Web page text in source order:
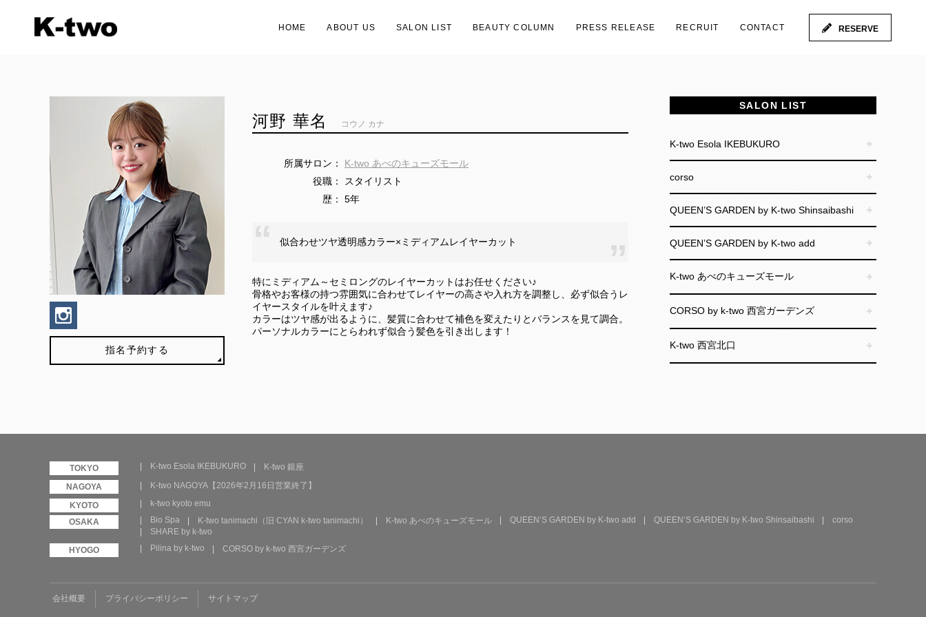
HOME ABOUT US SALON LIST BEAUTY COLUMN PRESS RELEASE RECRUIT CONTACT RESERVE
指名予約する
河野 華名 コウノ カナ
所属サロン：
K-two あべのキューズモール
役職：
スタイリスト
歴：
5年
似合わせツヤ透明感カラー×ミディアムレイヤーカット
特にミディアム～セミロングのレイヤーカットはお任せください♪
骨格やお客様の持つ雰囲気に合わせてレイヤーの高さや入れ方を調整し、必ず似合うレ
イヤースタイルを叶えます♪
カラーはツヤ感が出るように、髪質に合わせて補色を変えたりとバランスを見て調合。
パーソナルカラーにとらわれず似合う髪色を引き出します！
SALON LIST
K-two Esola IKEBUKURO
corso
QUEEN’S GARDEN by K-two Shinsaibashi
QUEEN’S GARDEN by K-two add
K-two あべのキューズモール
CORSO by k-two 西宮ガーデンズ
K-two 西宮北口
K-two Esola IKEBUKURO
K-two 銀座
K-two NAGOYA【2026年2月16日営業終了】
k-two kyoto emu
Bio Spa
K-two tanimachi（旧 CYAN k-two tanimachi） K-two あべのキューズモール QUEEN’S GARDEN by K-two add QUEEN’S GARDEN by K-two Shinsaibashi
corso
SHARE by k-two
Pilina by k-two
CORSO by k-two 西宮ガーデンズ
会社概要 プライバシーポリシー サイトマップ